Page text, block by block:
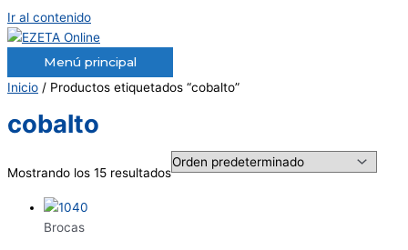
Ir al contenido
Menú principal
Inicio / Productos etiquetados “cobalto”
cobalto
Mostrando los 15 resultados
Brocas